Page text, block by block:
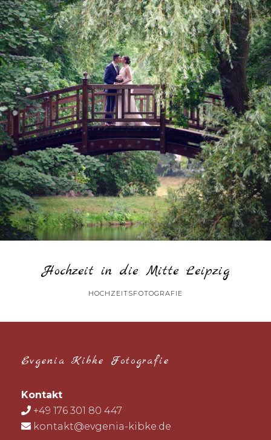
Hochzeit in die Mitte Leipzig
HOCHZEITSFOTOGRAFIE
Evgenia Kibke Fotografie
Kontakt
+49 176 301 80 447
kontakt@evgenia-kibke.de